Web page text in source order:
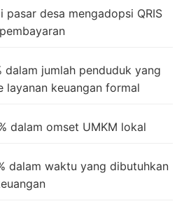
pasar desa mengadopsi QRIS
dalam jumlah penduduk yang
layanan keuangan formal
dalam omset UMKM lokal
dalam waktu yang dibutuhkan